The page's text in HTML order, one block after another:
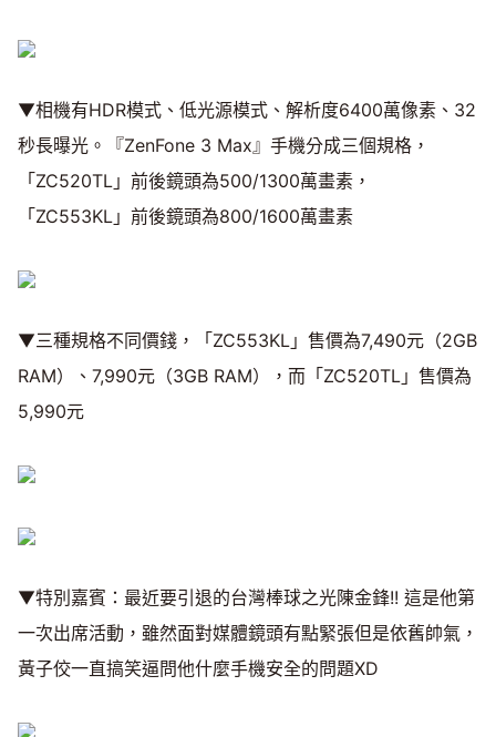
▼相機有HDR模式、低光源模式、解析度6400萬像素、32
秒長曝光。『ZenFone 3 Max』手機分成三個規格，
「ZC520TL」前後鏡頭為500/1300萬畫素，
「ZC553KL」前後鏡頭為800/1600萬畫素
▼三種規格不同價錢，「ZC553KL」售價為7,490元（2GB
RAM）、7,990元（3GB RAM），而「ZC520TL」售價為
5,990元
▼特別嘉賓：最近要引退的台灣棒球之光陳金鋒!! 這是他第
一次出席活動，雖然面對媒體鏡頭有點緊張但是依舊帥氣，
黃子佼一直搞笑逼問他什麼手機安全的問題XD